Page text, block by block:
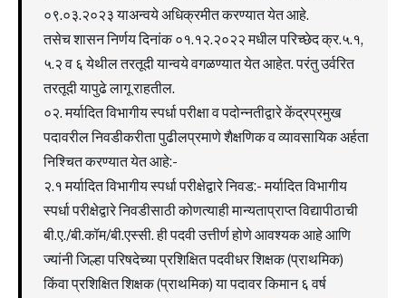
०९.०३.२०२३ याअन्वये अधिक्रमीत करण्यात येत आहे.
तसेच शासन निर्णय दिनांक ०१.१२.२०२२ मधील परिच्छेद क्र.५.१,
५.२ व ६ येथील तरतूदी यान्वये वगळण्यात येत आहेत. परंतु उर्वरित
तरतूदी यापुढे लागू राहतील.
०२. मर्यादित विभागीय स्पर्धा परीक्षा व पदोन्नतीद्वारे केंद्रप्रमुख
पदावरील निवडीकरीता पुढीलप्रमाणे शैक्षणिक व व्यावसायिक अर्हता
निश्चित करण्यात येत आहे:-
२.१ मर्यादित विभागीय स्पर्धा परीक्षेद्वारे निवड:- मर्यादित विभागीय
स्पर्धा परीक्षेद्वारे निवडीसाठी कोणत्याही मान्यताप्राप्त विद्यापीठाची
बी.ए./बी.कॉम/बी.एस्सी. ही पदवी उत्तीर्ण होणे आवश्यक आहे आणि
ज्यांनी जिल्हा परिषदेच्या प्रशिक्षित पदवीधर शिक्षक (प्राथमिक)
किंवा प्रशिक्षित शिक्षक (प्राथमिक) या पदावर किमान ६ वर्ष